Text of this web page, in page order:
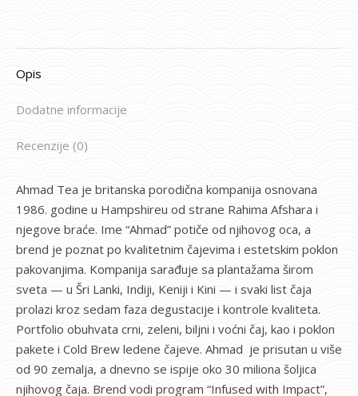
Opis
Dodatne informacije
Recenzije (0)
Ahmad Tea je britanska porodična kompanija osnovana
1986. godine u Hampshireu od strane Rahima Afshara i
njegove braće. Ime “Ahmad” potiče od njihovog oca, a
brend je poznat po kvalitetnim čajevima i estetskim poklon
pakovanjima. Kompanija sarađuje sa plantažama širom
sveta — u Šri Lanki, Indiji, Keniji i Kini — i svaki list čaja
prolazi kroz sedam faza degustacije i kontrole kvaliteta.
Portfolio obuhvata crni, zeleni, biljni i voćni čaj, kao i poklon
pakete i Cold Brew ledene čajeve. Ahmad je prisutan u više
od 90 zemalja, a dnevno se ispije oko 30 miliona šoljica
njihovog čaja. Brend vodi program “Infused with Impact”,